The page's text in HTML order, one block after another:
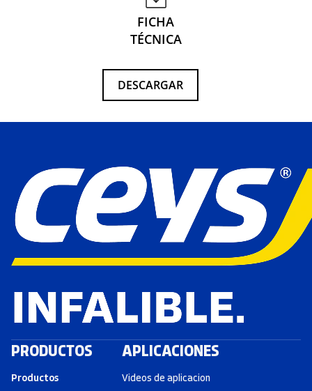
FICHA
TÉCNICA
DESCARGAR
PRODUCTOS
Productos
APLICACIONES
Videos de aplicacion